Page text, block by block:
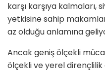
karşı karşıya kalmaları,
yetkisine sahip
az olduğu anlamına
Ancak geniş ölçekli
ölçekli ve yerel